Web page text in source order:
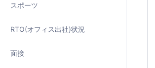
スポーツ
RTO(オフィス出社)状況
面接